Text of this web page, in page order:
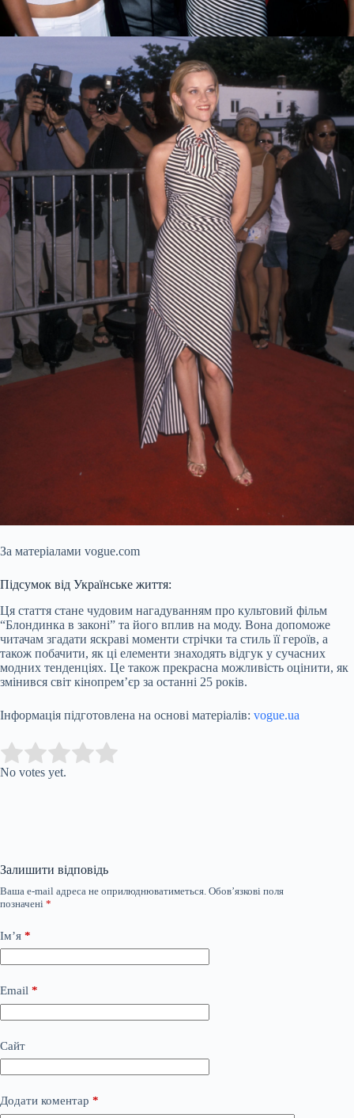
За матеріалами vogue.com
Підсумок від Українське життя:
Ця стаття стане чудовим нагадуванням про культовий фільм
“Блондинка в законі” та його вплив на моду. Вона допоможе
читачам згадати яскраві моменти стрічки та стиль її героїв, а
також побачити, як ці елементи знаходять відгук у сучасних
модних тенденціях. Це також прекрасна можливість оцінити, як
змінився світ кінопрем’єр за останні 25 років.
Інформація підготовлена на основі матеріалів: vogue.ua
Rate this item:
No votes yet.
Залишити відповідь
Ваша e-mail адреса не оприлюднюватиметься. Обов’язкові поля
позначені *
Ім’я *
Email *
Сайт
Додати коментар *